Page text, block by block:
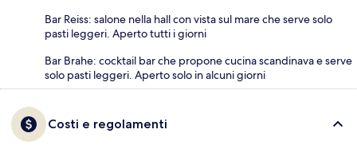
Bar Reiss: salone nella hall con vista sul mare che serve solo
pasti leggeri. Aperto tutti i giorni
Bar Brahe: cocktail bar che propone cucina scandinava e serve
solo pasti leggeri. Aperto solo in alcuni giorni
Costi e regolamenti